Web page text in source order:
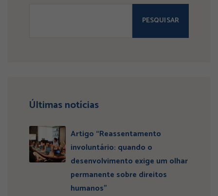
PESQUISAR
Últimas notícias
Artigo “Reassentamento
involuntário: quando o
desenvolvimento exige um olhar
permanente sobre direitos
humanos”